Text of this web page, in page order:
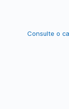
Consulte o